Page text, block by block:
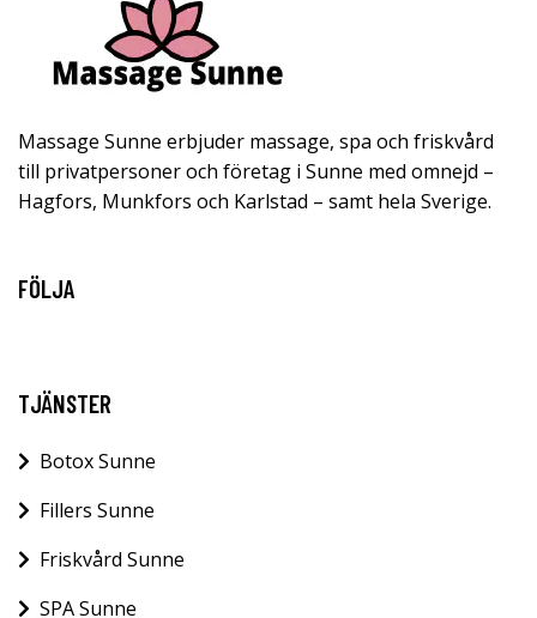
Massage Sunne erbjuder massage, spa och friskvård
till privatpersoner och företag i Sunne med omnejd –
Hagfors, Munkfors och Karlstad – samt hela Sverige.
FÖLJA
TJÄNSTER
Botox Sunne
Fillers Sunne
Friskvård Sunne
SPA Sunne